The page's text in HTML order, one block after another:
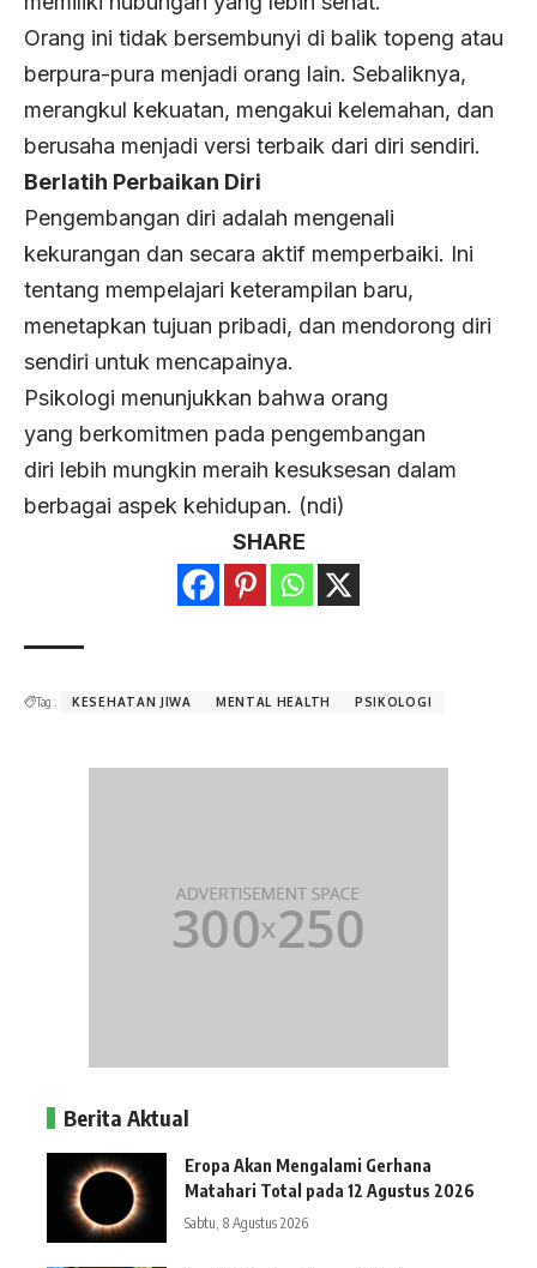
Orang ini tidak bersembunyi di balik topeng atau
berpura-pura menjadi orang lain. Sebaliknya,
merangkul kekuatan, mengakui kelemahan, dan
berusaha menjadi versi terbaik dari diri sendiri.
Berlatih Perbaikan Diri
Pengembangan diri adalah mengenali
kekurangan dan secara aktif memperbaiki. Ini
tentang mempelajari keterampilan baru,
menetapkan tujuan pribadi, dan mendorong diri
sendiri untuk mencapainya.
Psikologi menunjukkan bahwa orang
yang berkomitmen pada pengembangan
diri lebih mungkin meraih kesuksesan dalam
berbagai aspek kehidupan. (ndi)
SHARE
Tag : KESEHATAN JIWA MENTAL HEALTH PSIKOLOGI
Berita Aktual
Eropa Akan Mengalami Gerhana
Matahari Total pada 12 Agustus 2026
Sabtu, 8 Agustus 2026